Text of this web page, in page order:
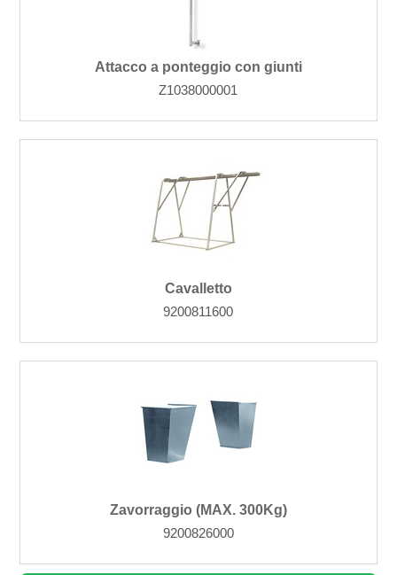
Attacco a ponteggio con giunti
Z1038000001
Cavalletto
9200811600
Zavorraggio (MAX. 300Kg)
9200826000